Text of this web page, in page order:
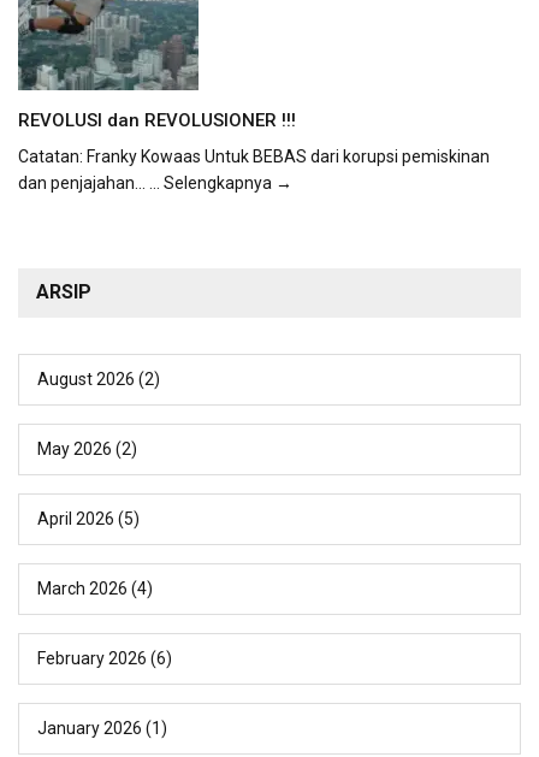
REVOLUSI dan REVOLUSIONER !!!
Catatan: Franky Kowaas Untuk BEBAS dari korupsi pemiskinan
dan penjajahan...
... Selengkapnya →
ARSIP
August 2026 (2)
May 2026 (2)
April 2026 (5)
March 2026 (4)
February 2026 (6)
January 2026 (1)